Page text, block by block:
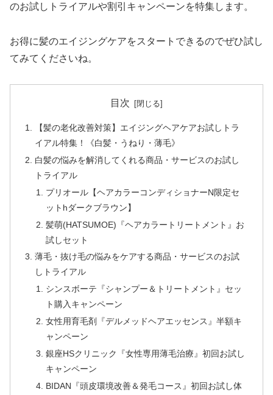
のお試しトライアルや割引キャンペーンを特集します。
お得に髪のエイジングケアをスタートできるのでぜひ試し
てみてくださいね。
目次
【髪の老化改善対策】エイジングヘアケアお試しトラ
イアル特集！《白髪・うねり・薄毛》
白髪の悩みを解消してくれる商品・サービスのお試し
トライアル
プリオール【ヘアカラーコンディショナーN限定セ
ットhダークブラウン】
髪萌(HATSUMOE)『ヘアカラートリートメント』お
試しセット
薄毛・抜け毛の悩みをケアする商品・サービスのお試
しトライアル
シンスボーテ『シャンプー＆トリートメント』セッ
ト購入キャンペーン
女性用育毛剤『デルメッドヘアエッセンス』半額キ
ャンペーン
銀座HSクリニック『女性専用薄毛治療』初回お試し
キャンペーン
BIDAN『頭皮環境改善＆発毛コース』初回お試し体